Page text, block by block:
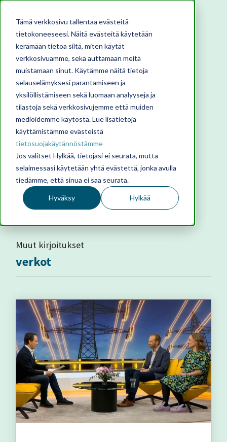
Tämä verkkosivu tallentaa evästeitä
tietokoneeseesi. Näitä evästeitä käytetään
kerämään tietoa siitä, miten käytät
verkkosivuamme, sekä auttamaan meitä
muistamaan sinut. Käytämme näitä tietoja
selauselämyksesi parantamiseen ja
yksilöllistämiseen sekä luomaan analyyseja ja
tilastoja sekä verkkosivujemme että muiden
medioidemme käytöstä. Lue lisätietoja
käyttämistämme evästeistä
tietosuojakäytännöstämme
Jos valitset Hylkää, tietojasi ei seurata, mutta
selaimessasi käytetään yhtä evästettä, jonka avulla
tiedämme, että sinua ei saa seurata.
Hyväksy Hylkää
Ajankohtaista
Muut kirjoitukset
verkot